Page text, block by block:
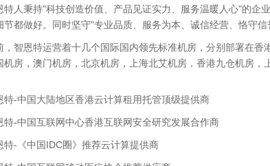
特人秉持"科技创造价值、产品见证实力、服务温暖人心"的企
节都做好。同时坚守"专业品质、服务为本、诚信经营、恪守
，智恩特运营着十几个国际国内领先标准机房，分别部署在
机房，澳门机房，北京机房，上海北艾机房，香港九仓机房，
特-中国大陆地区香港云计算租用托管顶级提供商
特-中国互联网中心香港互联网安全研究发展合作商
特-《中国IDC圈》推荐云计算提供商